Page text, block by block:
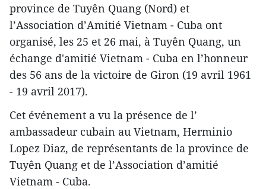
province de Tuyên Quang (Nord) et
l’Association d’Amitié Vietnam - Cuba ont
organisé, les 25 et 26 mai, à Tuyên Quang, un
échange d'amitié Vietnam - Cuba en l’honneur
des 56 ans de la victoire de Giron (19 avril 1961
- 19 avril 2017).
Cet événement a vu la présence de l’​
ambassadeur cubain au Vietnam, Herminio
Lopez Diaz, de représentants de la province de
Tuyên Quang et de l’Association d’amitié
Vietnam - Cuba.